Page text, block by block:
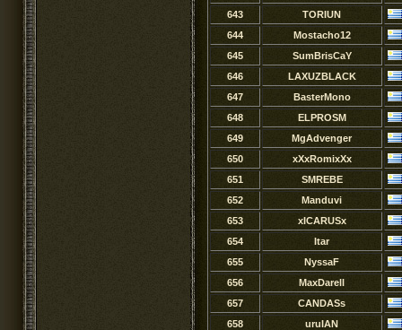
643
TORIUN
644
Mostacho12
645
SumBrisCaY
646
LAXUZBLACK
647
BasterMono
648
ELPROSM
649
MgAdvenger
650
xXxRomixXx
651
SMREBE
652
Manduvi
653
xICARUSx
654
Itar
655
NyssaF
656
MaxDarell
657
CANDASs
658
uruIAN